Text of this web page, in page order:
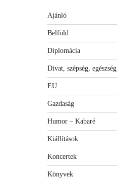
Ajánló
Belföld
Diplomácia
Divat, szépség, egészség
EU
Gazdaság
Humor – Kabaré
Kiállítások
Koncertek
Könyvek